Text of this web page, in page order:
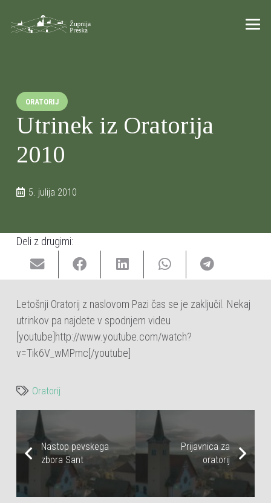
ORATORIJ
Utrinek iz Oratorija
2010
5. julija 2010
Deli z drugimi:
Letošnji Oratorij z naslovom Pazi čas se je zaključil. Nekaj
utrinkov pa najdete v spodnjem videu
[youtube]http://www.youtube.com/watch?
v=Tik6V_wMPmc[/youtube]
Oratorij
Nastop pevskega
zbora Sant
Prijavnica za
oratorij